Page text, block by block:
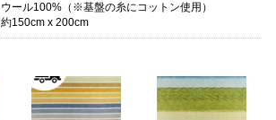
ウール100%（※基盤の糸にコットン使用）
約150cm x 200cm